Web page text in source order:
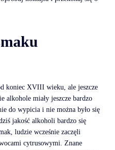
koniec XVIII wieku, ale jeszcze
alkohole miały jeszcze bardzo
do wypicia i nie można było się
jakość alkoholi bardzo się
ludzie wcześnie zaczęli
cytrusowymi. Znane